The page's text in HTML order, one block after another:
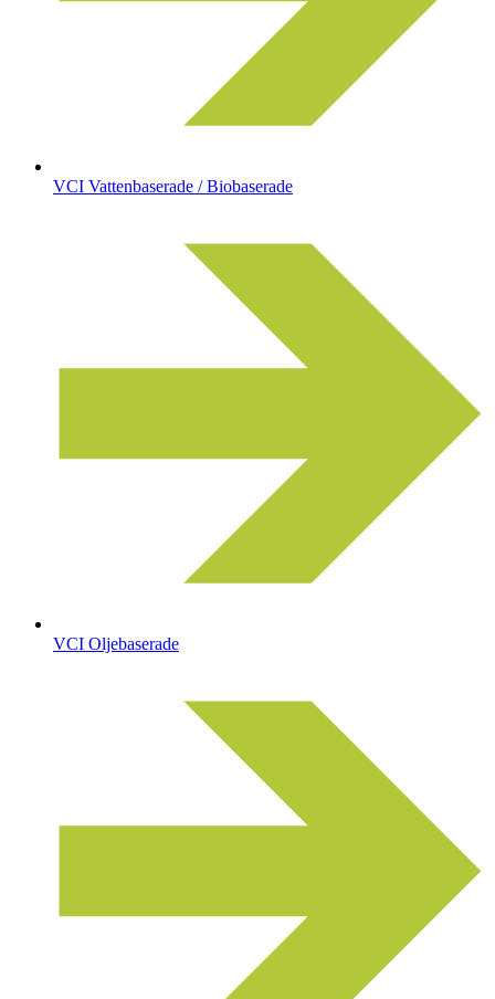
VCI Vattenbaserade / Biobaserade
VCI Oljebaserade